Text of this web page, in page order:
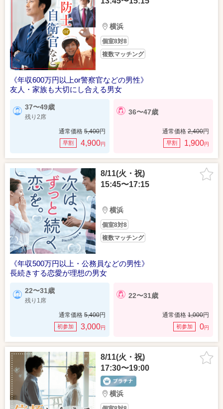
横浜
個室8対8
複数マッチング
《年収600万円以上or警察官などの男性》
友人・家族も大切にし合える男女
37〜49歳
残り2席
通常価格 5,400円
早割 4,900円
36〜47歳
通常価格 2,400円
早割 1,900円
8/11(火・祝)
15:45〜17:15
横浜
個室8対8
複数マッチング
《年収500万円以上・公務員などの男性》
長続きする恋愛が理想の男女
22〜31歳
残り1席
通常価格 5,400円
初参加 3,000円
22〜31歳
通常価格 1,000円
初参加 0円
8/11(火・祝)
17:30〜19:00
横浜